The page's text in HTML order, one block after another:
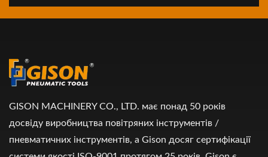
GISON MACHINERY CO., LTD. має понад 50 років
досвіду виробництва повітряних інструментів /
пневматичних інструментів, а Gison досяг сертифікації